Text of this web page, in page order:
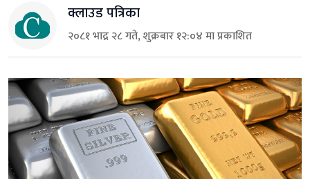
क्लाउड पत्रिका
२०८१ भाद्र २८ गते, शुक्रबार १२:०४ मा प्रकाशित